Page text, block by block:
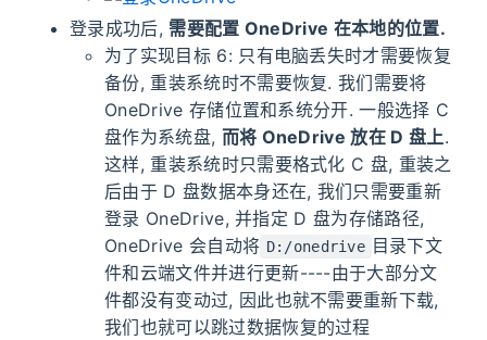
登录成功后, 需要配置 OneDrive 在本地的位置.
为了实现目标 6: 只有电脑丢失时才需要恢复
备份, 重装系统时不需要恢复. 我们需要将
OneDrive 存储位置和系统分开. 一般选择 C
盘作为系统盘, 而将 OneDrive 放在 D 盘上.
这样, 重装系统时只需要格式化 C 盘, 重装之
后由于 D 盘数据本身还在, 我们只需要重新
登录 OneDrive, 并指定 D 盘为存储路径,
OneDrive 会自动将 D:/onedrive 目录下文
件和云端文件并进行更新----由于大部分文
件都没有变动过, 因此也就不需要重新下载,
我们也就可以跳过数据恢复的过程